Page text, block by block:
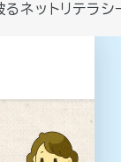
ネットリテラシ